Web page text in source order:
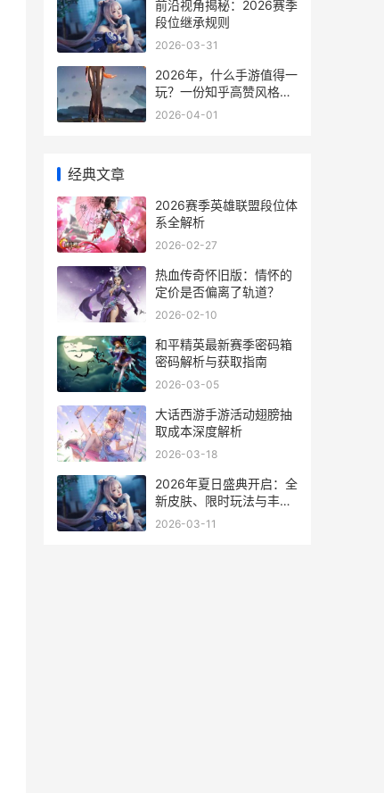
前沿视角揭秘：2026赛季
段位继承规则
2026-03-31
2026年，什么手游值得一
玩？一份知乎高赞风格推
荐
2026-04-01
经典文章
2026赛季英雄联盟段位体
系全解析
2026-02-27
热血传奇怀旧版：情怀的
定价是否偏离了轨道？
2026-02-10
和平精英最新赛季密码箱
密码解析与获取指南
2026-03-05
大话西游手游活动翅膀抽
取成本深度解析
2026-03-18
2026年夏日盛典开启：全
新皮肤、限时玩法与丰厚
福利解析
2026-03-11